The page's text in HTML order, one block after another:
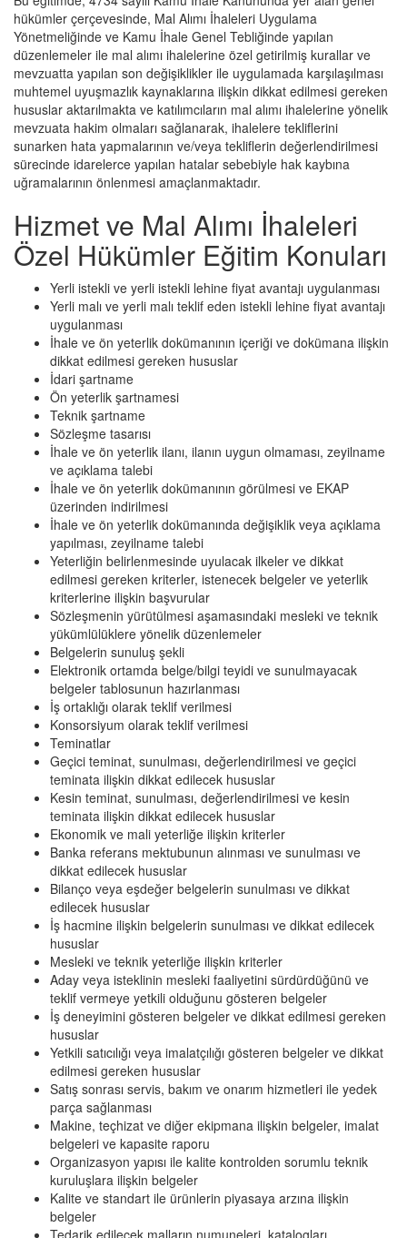
hükümler çerçevesinde, Mal Alımı İhaleleri Uygulama
Yönetmeliğinde ve Kamu İhale Genel Tebliğinde yapılan
düzenlemeler ile mal alımı ihalelerine özel getirilmiş kurallar ve
mevzuatta yapılan son değişiklikler ile uygulamada karşılaşılması
muhtemel uyuşmazlık kaynaklarına ilişkin dikkat edilmesi gereken
hususlar aktarılmakta ve katılımcıların mal alımı ihalelerine yönelik
mevzuata hakim olmaları sağlanarak, ihalelere tekliflerini
sunarken hata yapmalarının ve/veya tekliflerin değerlendirilmesi
sürecinde idarelerce yapılan hatalar sebebiyle hak kaybına
uğramalarının önlenmesi amaçlanmaktadır.
Hizmet ve Mal Alımı İhaleleri
Özel Hükümler Eğitim Konuları
Yerli istekli ve yerli istekli lehine fiyat avantajı uygulanması
Yerli malı ve yerli malı teklif eden istekli lehine fiyat avantajı
uygulanması
İhale ve ön yeterlik dokümanının içeriği ve dokümana ilişkin
dikkat edilmesi gereken hususlar
İdari şartname
Ön yeterlik şartnamesi
Teknik şartname
Sözleşme tasarısı
İhale ve ön yeterlik ilanı, ilanın uygun olmaması, zeyilname
ve açıklama talebi
İhale ve ön yeterlik dokümanının görülmesi ve EKAP
üzerinden indirilmesi
İhale ve ön yeterlik dokümanında değişiklik veya açıklama
yapılması, zeyilname talebi
Yeterliğin belirlenmesinde uyulacak ilkeler ve dikkat
edilmesi gereken kriterler, istenecek belgeler ve yeterlik
kriterlerine ilişkin başvurular
Sözleşmenin yürütülmesi aşamasındaki mesleki ve teknik
yükümlülüklere yönelik düzenlemeler
Belgelerin sunuluş şekli
Elektronik ortamda belge/bilgi teyidi ve sunulmayacak
belgeler tablosunun hazırlanması
İş ortaklığı olarak teklif verilmesi
Konsorsiyum olarak teklif verilmesi
Teminatlar
Geçici teminat, sunulması, değerlendirilmesi ve geçici
teminata ilişkin dikkat edilecek hususlar
Kesin teminat, sunulması, değerlendirilmesi ve kesin
teminata ilişkin dikkat edilecek hususlar
Ekonomik ve mali yeterliğe ilişkin kriterler
Banka referans mektubunun alınması ve sunulması ve
dikkat edilecek hususlar
Bilanço veya eşdeğer belgelerin sunulması ve dikkat
edilecek hususlar
İş hacmine ilişkin belgelerin sunulması ve dikkat edilecek
hususlar
Mesleki ve teknik yeterliğe ilişkin kriterler
Aday veya isteklinin mesleki faaliyetini sürdürdüğünü ve
teklif vermeye yetkili olduğunu gösteren belgeler
İş deneyimini gösteren belgeler ve dikkat edilmesi gereken
hususlar
Yetkili satıcılığı veya imalatçılığı gösteren belgeler ve dikkat
edilmesi gereken hususlar
Satış sonrası servis, bakım ve onarım hizmetleri ile yedek
parça sağlanması
Makine, teçhizat ve diğer ekipmana ilişkin belgeler, imalat
belgeleri ve kapasite raporu
Organizasyon yapısı ile kalite kontrolden sorumlu teknik
kuruluşlara ilişkin belgeler
Kalite ve standart ile ürünlerin piyasaya arzına ilişkin
belgeler
Tedarik edilecek malların numuneleri, katalogları,